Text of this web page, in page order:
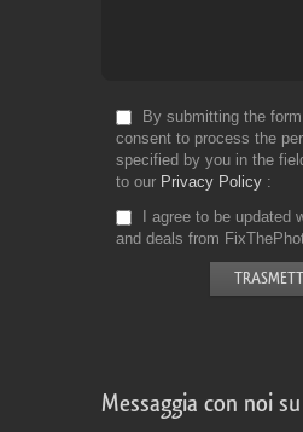
By submitting the
consent to process the
specified by you in the
to our Privacy Policy
I agree to be updated
and deals from
Messaggia con noi